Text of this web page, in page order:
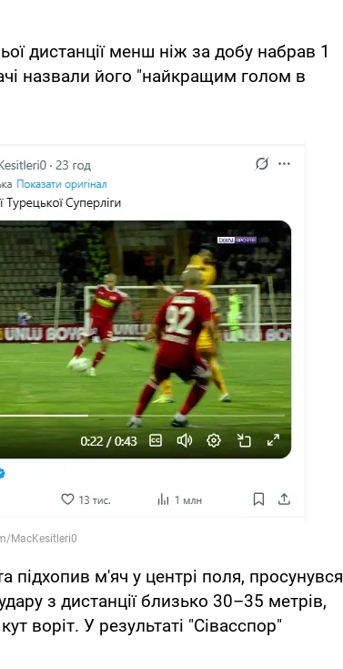
дистанції менш ніж за добу набрав 1
назвали його "найкращим голом в
підхопив м'яч у центрі поля, просунувся
з дистанції близько 30–35 метрів,
воріт. У результаті "Сівасспор"